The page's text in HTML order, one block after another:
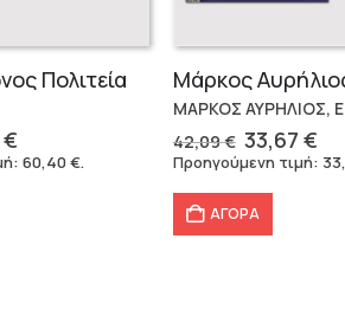
Πολιτεία
€
τρέχουσα
60,40€.
ΜΑΡΚΟΣ ΑΥΡΗΛΙΟΣ,
42,09€ Original
price
was:
42,09 €.
33,67 €Η
Προηγούμενη τιμή:
ΑΓΟΡΑ